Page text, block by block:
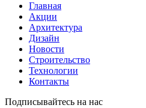
Главная
Акции
Архитектура
Дизайн
Новости
Строительство
Технологии
Контакты
Подписывайтесь на нас